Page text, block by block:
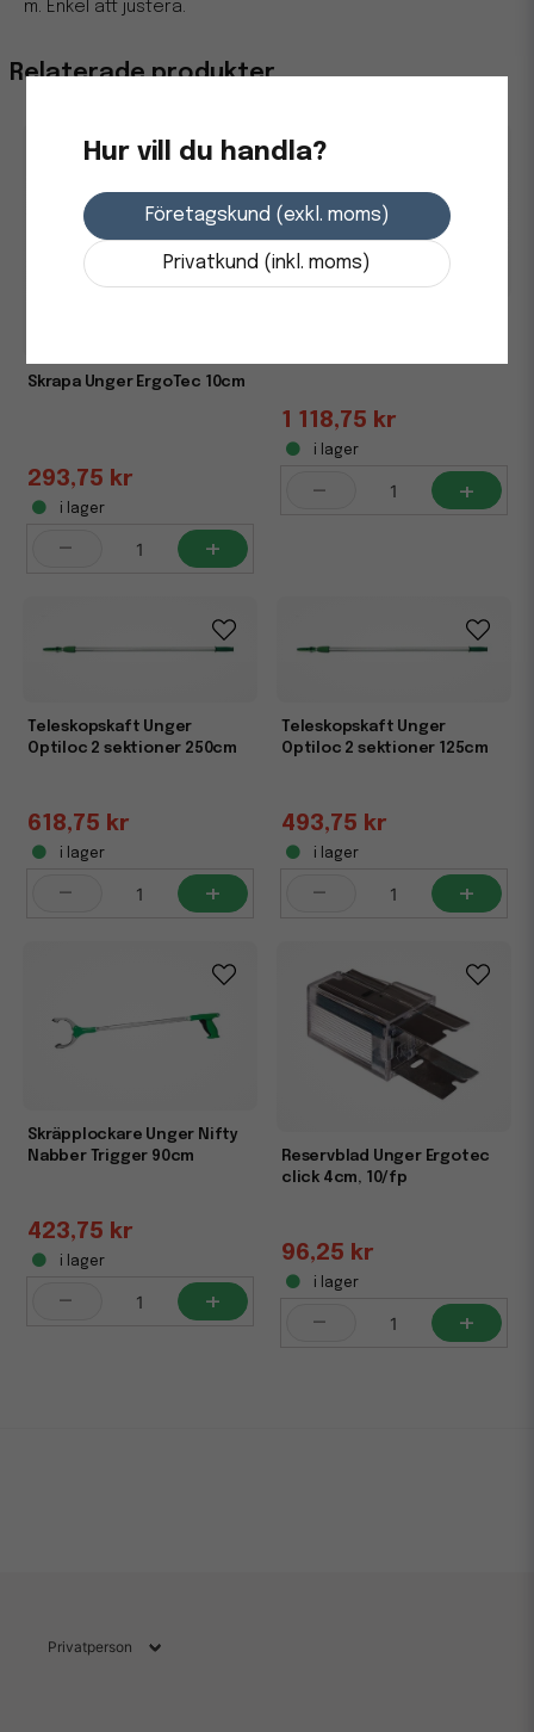
Relaterade produkter
Skrapa Unger ErgoTec 10cm
293,75 kr
i lager
- +
1 118,75 kr
i lager
- +
Teleskopskaft Unger
Optiloc 2 sektioner 250cm
618,75 kr
i lager
- +
Teleskopskaft Unger
Optiloc 2 sektioner 125cm
493,75 kr
i lager
- +
Skräpplockare Unger Nifty
Nabber Trigger 90cm
423,75 kr
i lager
- +
Reservblad Unger Ergotec
click 4cm, 10/fp
96,25 kr
i lager
- +
m. Enkel att justera.
Hur vill du handla?
Företagskund (exkl. moms)
Privatkund (inkl. moms)